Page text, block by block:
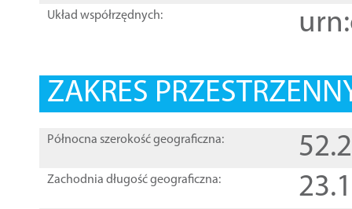
Układ współrzędnych:
ZAKRES
Północna szerokość geograficzna:
Zachodnia długość geograficzna: